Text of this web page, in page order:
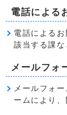
電話による
電話による
該当する課な
メールフォ
メールフォ
ームにより、